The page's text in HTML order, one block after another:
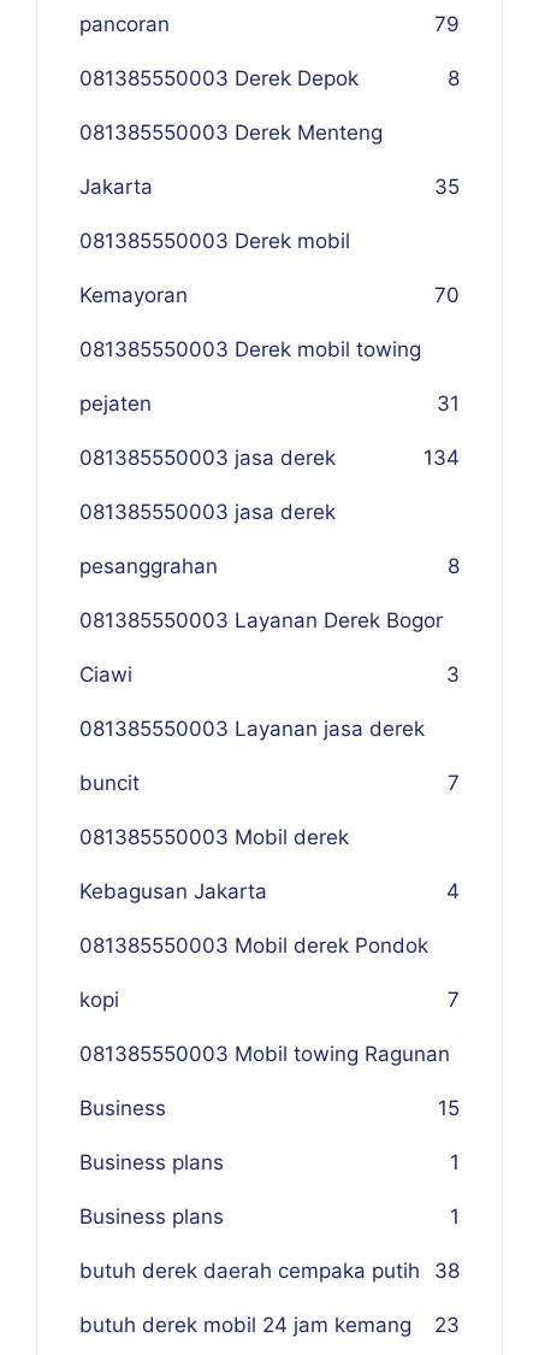
pancoran 79
081385550003 Derek Depok 8
081385550003 Derek Menteng
Jakarta 35
081385550003 Derek mobil
Kemayoran 70
081385550003 Derek mobil towing
pejaten 31
081385550003 jasa derek 134
081385550003 jasa derek
pesanggrahan 8
081385550003 Layanan Derek Bogor
Ciawi 3
081385550003 Layanan jasa derek
buncit 7
081385550003 Mobil derek
Kebagusan Jakarta 4
081385550003 Mobil derek Pondok
kopi 7
081385550003 Mobil towing Ragunan
5
Business 1
Business plans 1
Business plans 1
butuh derek daerah cempaka putih 38
butuh derek mobil 24 jam kemang 23